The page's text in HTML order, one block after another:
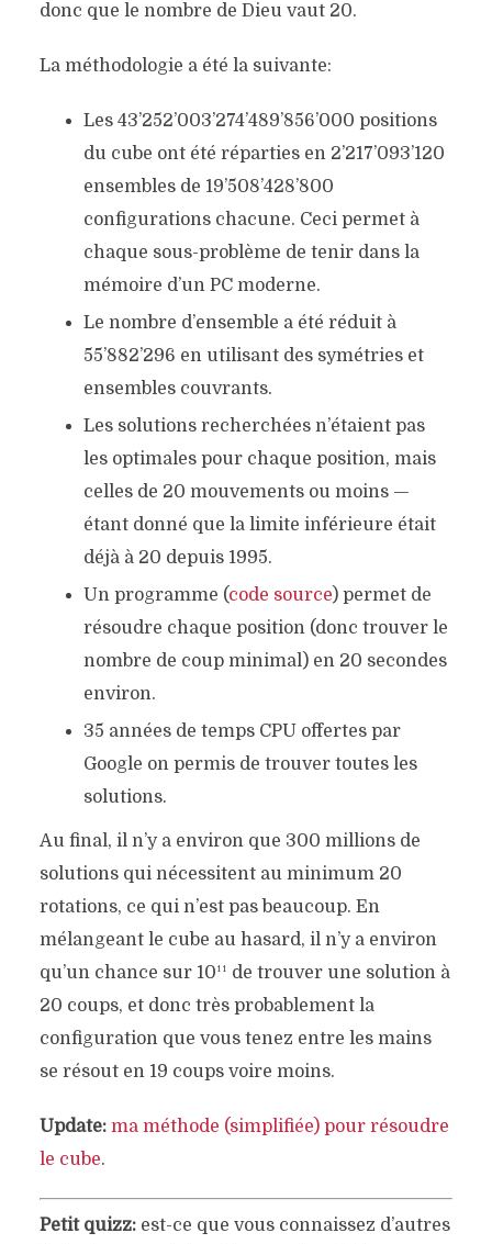
EST 20
Geekeries octobre 8, 2013
5 mn
4 commentaires
donc que le nombre de Dieu vaut 20.
La méthodologie a été la suivante:
Les 43’252’003’274’489’856’000 positions
du cube ont été réparties en 2’217’093’120
ensembles de 19’508’428’800
configurations chacune. Ceci permet à
chaque sous-problème de tenir dans la
mémoire d’un PC moderne.
Le nombre d’ensemble a été réduit à
55’882’296 en utilisant des symétries et
ensembles couvrants.
Les solutions recherchées n’étaient pas
les optimales pour chaque position, mais
celles de 20 mouvements ou moins —
étant donné que la limite inférieure était
déjà à 20 depuis 1995.
Un programme (code source) permet de
résoudre chaque position (donc trouver le
nombre de coup minimal) en 20 secondes
environ.
35 années de temps CPU offertes par
Google on permis de trouver toutes les
solutions.
Au final, il n’y a environ que 300 millions de
solutions qui nécessitent au minimum 20
rotations, ce qui n’est pas beaucoup. En
mélangeant le cube au hasard, il n’y a environ
qu’un chance sur 10¹¹ de trouver une solution à
20 coups, et donc très probablement la
configuration que vous tenez entre les mains
se résout en 19 coups voire moins.
Update: ma méthode (simplifiée) pour résoudre
le cube.
Petit quizz:est-ce que vous connaissez d’autres